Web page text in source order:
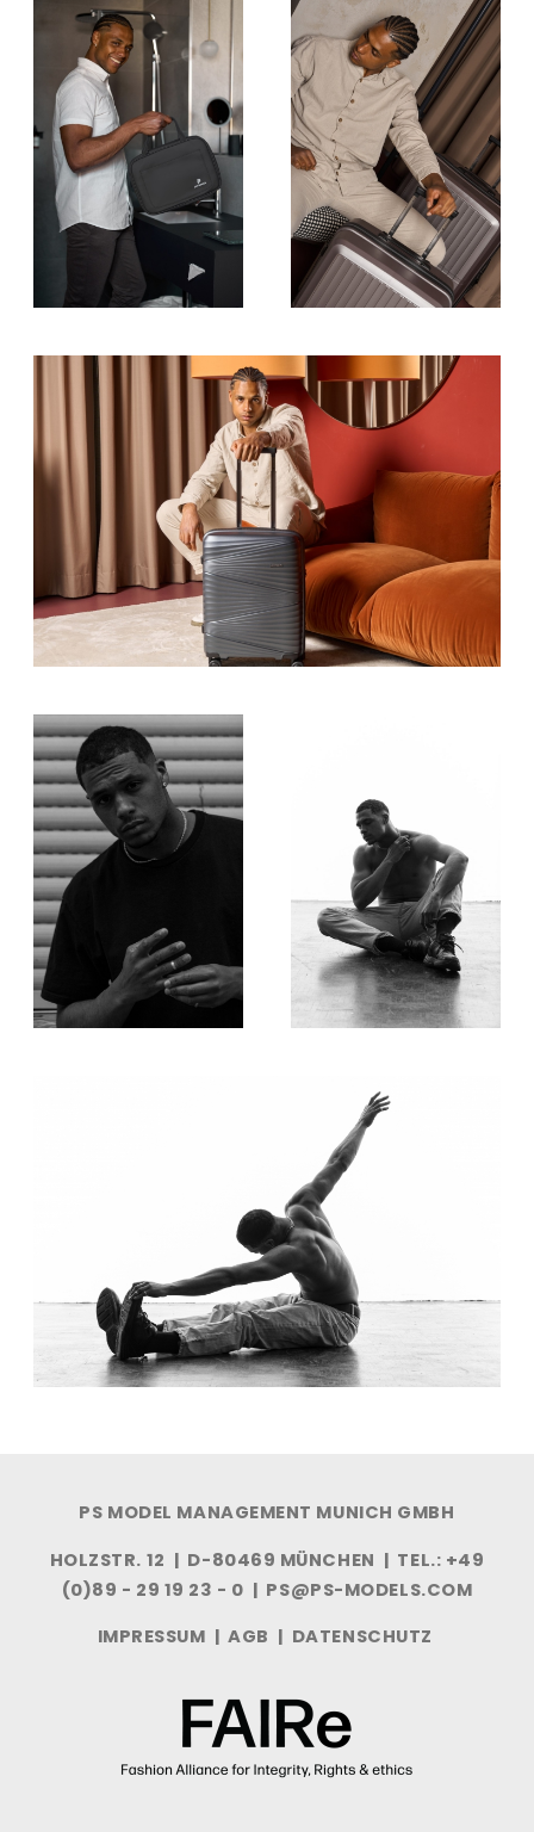
PS MODEL MANAGEMENT MUNICH GMBH
HOLZSTR. 12 | D-80469 MÜNCHEN | TEL.: +49
(0)89 - 29 19 23 - 0 | PS@PS-MODELS.COM
IMPRESSUM |AGB | DATENSCHUTZ